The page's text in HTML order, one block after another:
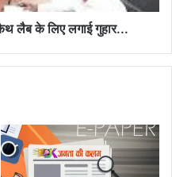
कैथ लैब के लिए लगाई गुहार...